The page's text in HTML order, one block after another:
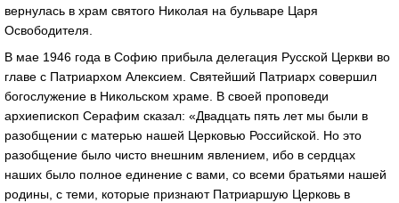
вернулась в храм святого Николая на бульваре Царя
Освободителя.
В мае 1946 года в Софию прибыла делегация Русской Церкви во
главе с Патриархом Алексием. Святейший Патриарх совершил
богослужение в Никольском храме. В своей проповеди
архиепископ Серафим сказал: «Двадцать пять лет мы были в
разобщении с матерью нашей Церковью Российской. Но это
разобщение было чисто внешним явлением, ибо в сердцах
наших было полное единение с вами, со всеми братьями нашей
родины, с теми, которые признают Патриаршую Церковь в